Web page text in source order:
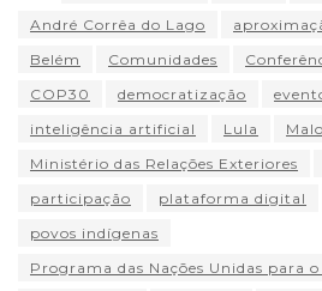
André Corrêa do Lago
Belém
Comunidades
COP30
democratização
inteligência artificial
Lula
Ministério das Relações Exteriores
participação
plataforma digital
povos indígenas
Programa das Nações Unidas para